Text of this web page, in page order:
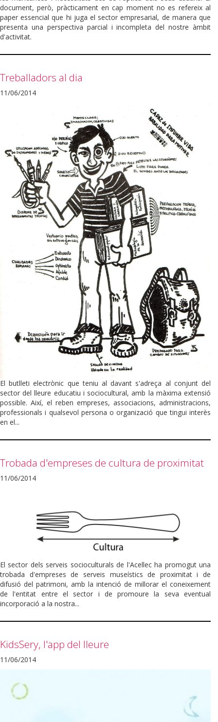
document, però, pràcticament en cap moment no es refereix al
paper essencial que hi juga el sector empresarial, de manera que
presenta una perspectiva parcial i incompleta del nostre àmbit
d'activitat.
Treballadors al dia
11/06/2014
El butlleti electrònic que teniu al davant s'adreça al conjunt del
sector del lleure educatiu i sociocultural, amb la màxima extensió
possible. Així, el reben empreses, associacions, administracions,
professionals i qualsevol persona o organizació que tingui interès
en el...
Trobada d'empreses de cultura de proximitat
11/06/2014
El sector dels serveis socioculturals de l'Acellec ha promogut una
trobada d'empreses de serveis museístics de proximitat i de
difusió del patrimoni, amb la intenció de millorar el coneixement
de l'entitat entre el sector i de promoure la seva eventual
incorporació a la nostra...
KidsSery, l'app del lleure
11/06/2014